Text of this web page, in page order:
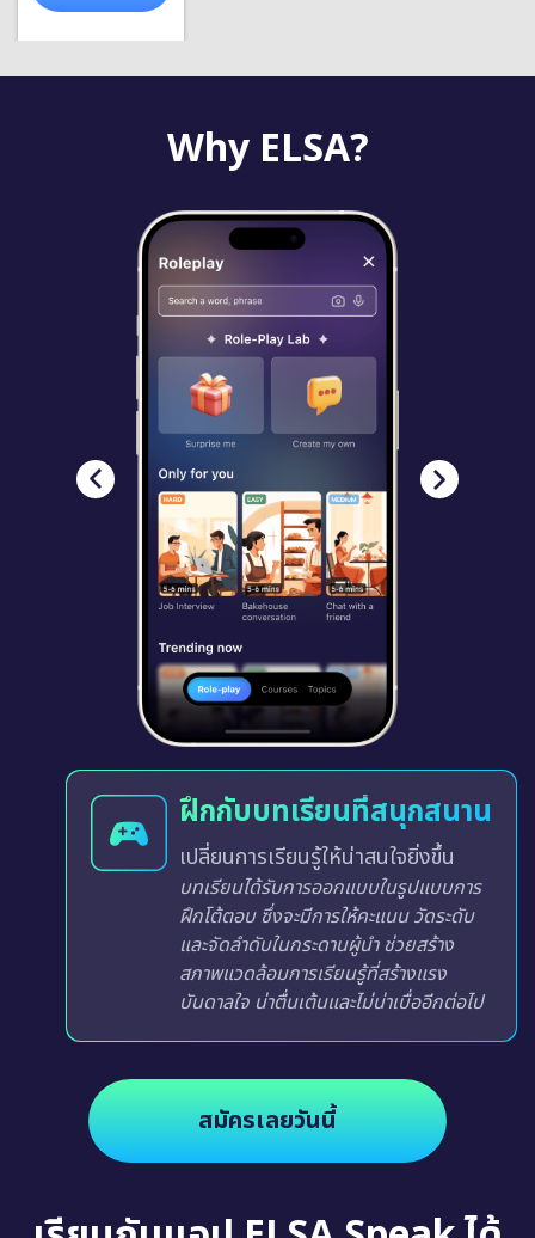
Why ELSA?
ฝึกกับบทเรียนที่สนุกสนาน
เปลี่ยนการเรียนรู้ให้น่าสนใจยิ่งขึ้น
บทเรียนได้รับการออกแบบในรูปแบบการ
ฝึกโต้ตอบ ซึ่งจะมีการให้คะแนน วัดระดับ
และจัดลำดับในกระดานผู้นำ ช่วยสร้าง
สภาพแวดล้อมการเรียนรู้ที่สร้างแรง
บันดาลใจ น่าตื่นเต้นและไม่น่าเบื่ออีกต่อไป
สมัครเลยวันนี้